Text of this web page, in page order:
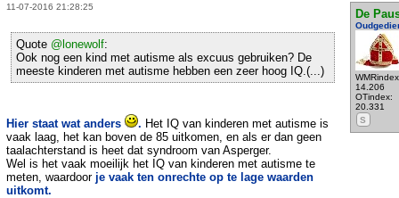
11-07-2016 21:28:25
De
14.206
OTindex:
20.331
S
Quote @lonewolf:
Ook nog een kind met autisme als excuus gebruiken? De
meeste kinderen met autisme hebben een zeer hoog IQ.(...)
Hier staat wat anders . Het IQ van kinderen met autisme is
vaak laag, het kan boven de 85 uitkomen, en als er dan geen
taalachterstand is heet dat syndroom van Asperger.
Wel is het vaak moeilijk het IQ van kinderen met autisme te
meten, waardoor je vaak ten onrechte op te lage waarden
uitkomt.